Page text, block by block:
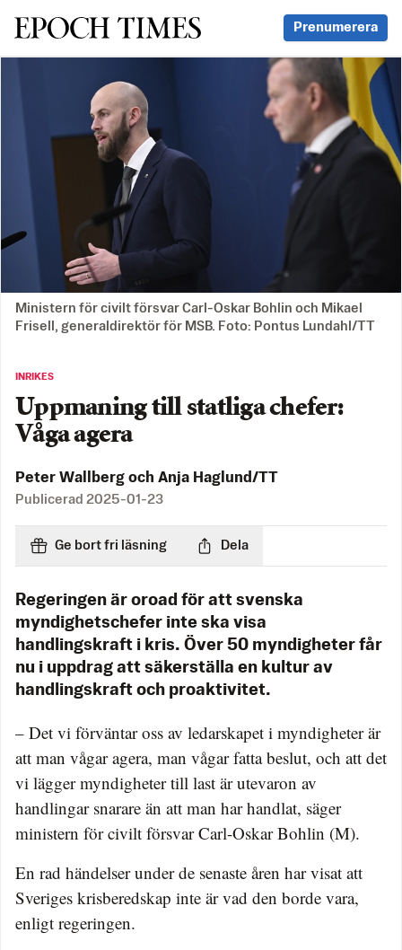
Svenska Epoch Times Prenumerera
Ministern för civilt försvar Carl-Oskar Bohlin och Mikael
Frisell, generaldirektör för MSB. Foto: Pontus Lundahl/TT
INRIKES
Uppmaning till statliga chefer:
Våga agera
Peter Wallberg och Anja Haglund/TT
Publicerad 2025-01-23
Ge bort fri läsning Dela
Regeringen är oroad för att svenska
myndighetschefer inte ska visa
handlingskraft i kris. Över 50 myndigheter får
nu i uppdrag att säkerställa en kultur av
handlingskraft och proaktivitet.
– Det vi förväntar oss av ledarskapet i myndigheter är
att man vågar agera, man vågar fatta beslut, och att det
vi lägger myndigheter till last är utevaron av
handlingar snarare än att man har handlat, säger
ministern för civilt försvar Carl-Oskar Bohlin (M).
En rad händelser under de senaste åren har visat att
Sveriges krisberedskap inte är vad den borde vara,
enligt regeringen.